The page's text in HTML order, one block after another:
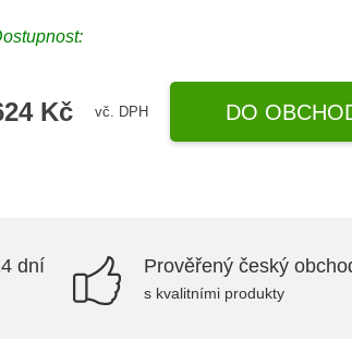
Kč vč. DPH DO
dní Prověřený český
s kvalitními produkty